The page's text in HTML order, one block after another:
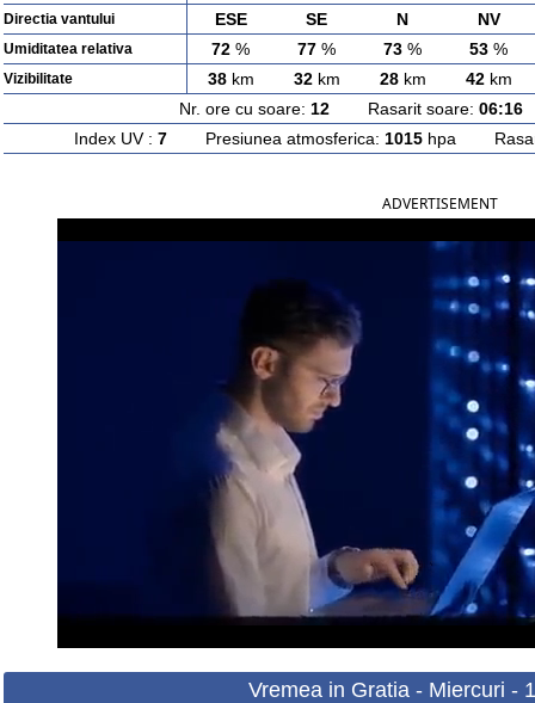
Directia vantului ESE SE N NV
Umiditatea relativa 72 % 77 % 73 % 53 %
Vizibilitate 38km 32km 28km 42km
Nr. ore cu soare: 12Rasarit soare: 06:16
Index UV : 7 Presiunea atmosferica: 1015 hpa
ADVERTISEMENT
Vremea in Gratia - Miercuri -